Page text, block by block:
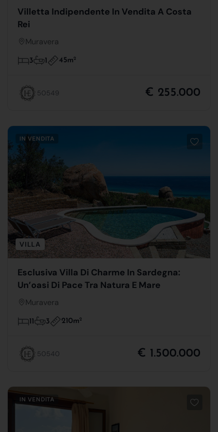
Villetta Indipendente In Vendita A Costa
Rei
Muravera
3 1 45m2
50549 € 255.000
IN VENDITA
VILLA
Esclusiva Villa Di Charme In Sardegna:
Un’oasi Di Pace Tra Natura E Mare
Muravera
11 3 210m2
50540 € 1.500.000
IN VENDITA